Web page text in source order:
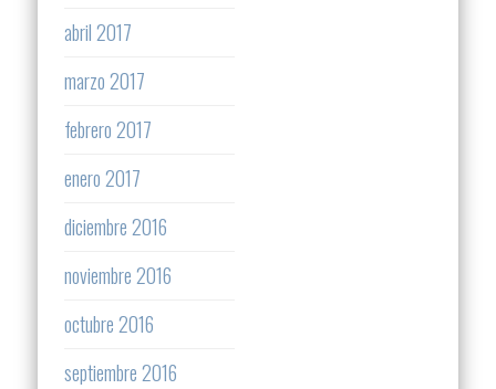
abril 2017
marzo 2017
febrero 2017
enero 2017
diciembre 2016
noviembre 2016
octubre 2016
septiembre 2016